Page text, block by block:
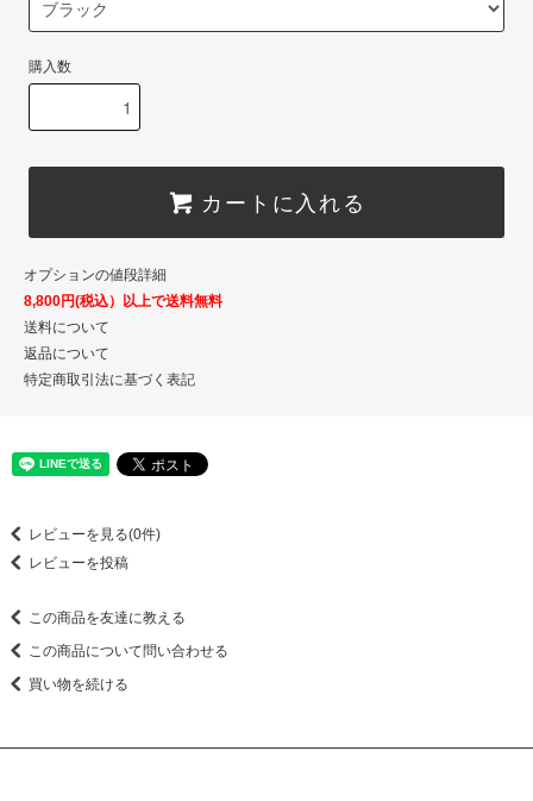
購入数
カートに入れる
オプションの値段詳細
8,800円(税込）以上で送料無料
送料について
返品について
特定商取引法に基づく表記
レビューを見る(0件)
レビューを投稿
この商品を友達に教える
この商品について問い合わせる
買い物を続ける